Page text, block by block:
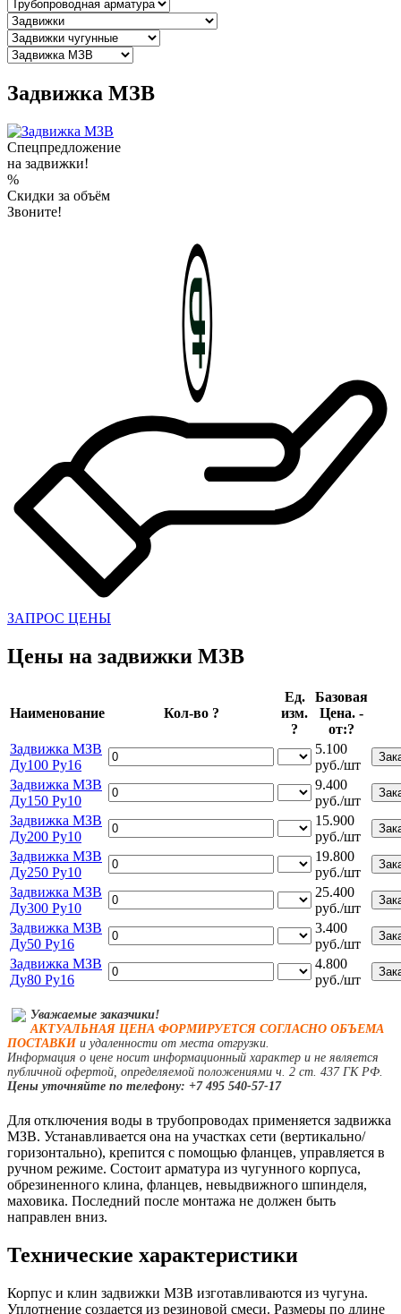
Задвижка МЗВ
Спецпредложение
на задвижки!
%
Скидки за объём
Звоните!
ЗАПРОС ЦЕНЫ
Цены на задвижки МЗВ
Наименование Кол-во ?
Ед.
изм.
?
Базовая
Цена. -
от:?
Задвижка МЗВ
Ду100 Ру16
5.100
руб./шт
Задвижка МЗВ
Ду150 Ру10
9.400
руб./шт
Задвижка МЗВ
Ду200 Ру10
15.900
руб./шт
Задвижка МЗВ
Ду250 Ру10
19.800
руб./шт
Задвижка МЗВ
Ду300 Ру10
25.400
руб./шт
Задвижка МЗВ
Ду50 Ру16
3.400
руб./шт
Задвижка МЗВ
Ду80 Ру16
4.800
руб./шт
Уважаемые заказчики!
АКТУАЛЬНАЯ ЦЕНА ФОРМИРУЕТСЯ СОГЛАСНО ОБЪЕМА
ПОСТАВКИи удаленности от места отгрузки.
Информация о цене носит информационный характер и не является
публичной офертой, определяемой положениями ч. 2 ст. 437 ГК РФ.
Цены уточняйте по телефону: +7 495 540-57-17
Для отключения воды в трубопроводах применяется задвижка
МЗВ. Устанавливается она на участках сети (вертикально/
горизонтально), крепится с помощью фланцев, управляется в
ручном режиме. Состоит арматура из чугунного корпуса,
обрезиненного клина, фланцев, невыдвижного шпинделя,
маховика. Последний после монтажа не должен быть
направлен вниз.
Технические характеристики
Корпус и клин задвижки МЗВ изготавливаются из чугуна.
Уплотнение создается из резиновой смеси. Размеры по длине